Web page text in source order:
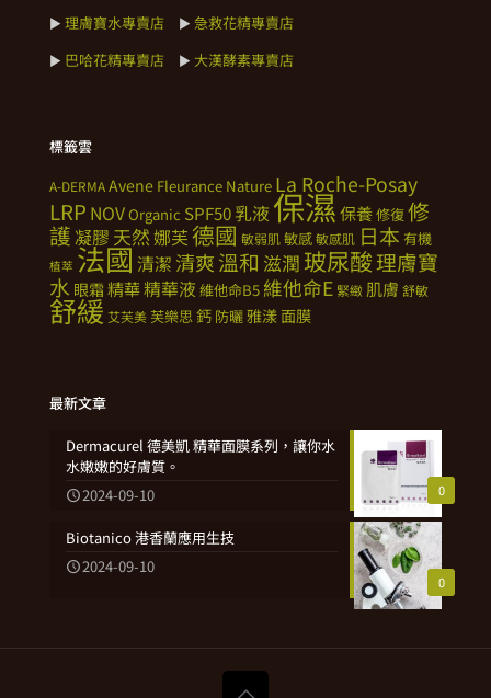
► 理膚寶水專賣店 ► 急救花精專賣店
► 巴哈花精專賣店 ► 大漢酵素專賣店
標籤雲
A-DERMAAvene Fleurance Nature La Roche-Posay
LRP NOVOrganic SPF50乳液 保濕保養修復修
護凝膠 天然娜芙德國 敏弱肌敏感敏感肌 日本 有機
植萃 法國清潔 清爽溫和 滋潤 玻尿酸理膚寶
水 眼霜 精華精華液 維他命B5 維他命E 緊緻 肌膚 舒敏
舒緩 艾芙美芙樂思鈣 防曬雅漾面膜
最新文章
0
Dermacurel 德美凱 精華面膜系列，讓你水
水嫩嫩的好膚質。
2024-09-10
0
Biotanico 港香蘭應用生技
2024-09-10